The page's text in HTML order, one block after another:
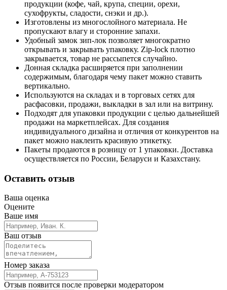
продукции (кофе, чай, крупа, специи, орехи,
сухофрукты, сладости, снэки и др.).
Изготовлены из многослойного материала. Не
пропускают влагу и сторонние запахи.
Удобный замок зип-лок позволяет многократно
открывать и закрывать упаковку. Zip-lock плотно
закрывается, товар не рассыпется случайно.
Донная складка расширяется при заполнении
содержимым, благодаря чему пакет можно ставить
вертикально.
Используются на складах и в торговых сетях для
расфасовки, продажи, выкладки в зал или на витрину.
Подходят для упаковки продукции с целью дальнейшей
продажи на маркетплейсах. Для создания
индивидуального дизайна и отличия от конкурентов на
пакет можно наклеить красивую этикетку.
Пакеты продаются в розницу от 1 упаковки. Доставка
осуществляется по России, Беларуси и Казахстану.
Оставить отзыв
Ваша оценка
Оцените
Ваше имя
Ваш отзыв
Номер заказа
Отзыв появится после проверки модератором